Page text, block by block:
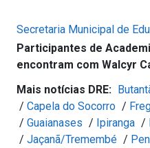
Secretaria Municipal de
Participantes de
encontram com Walcyr
Mais notícias DRE:
/ Capela do Socorro /
/ Guaianases / Ipiranga /
/ Jaçanã/Tremembé /